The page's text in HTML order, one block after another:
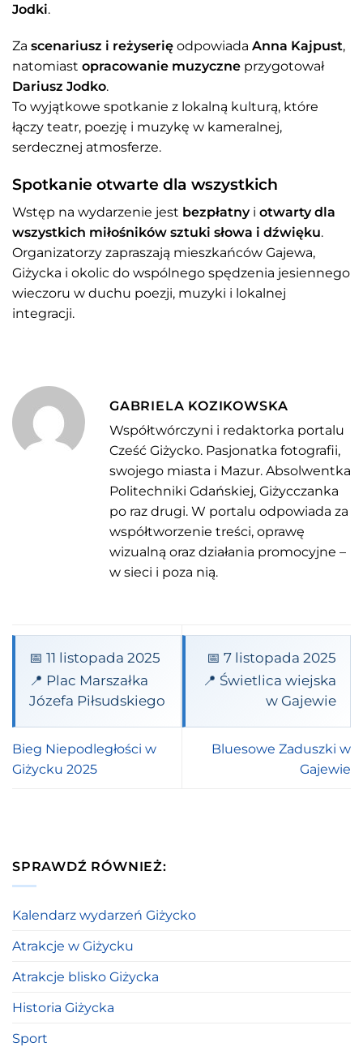
Jodki.
Za scenariusz i reżyserię odpowiada Anna Kajpust,
natomiast opracowanie muzyczne przygotował
Dariusz Jodko.
To wyjątkowe spotkanie z lokalną kulturą, które
łączy teatr, poezję i muzykę w kameralnej,
serdecznej atmosferze.
Spotkanie otwarte dla wszystkich
Wstęp na wydarzenie jest bezpłatnyi otwarty dla
wszystkich miłośników sztuki słowa i dźwięku.
Organizatorzy zapraszają mieszkańców Gajewa,
Giżycka i okolic do wspólnego spędzenia jesiennego
wieczoru w duchu poezji, muzyki i lokalnej
integracji.
GABRIELA KOZIKOWSKA
Współtwórczyni i redaktorka portalu
Cześć Giżycko. Pasjonatka fotografii,
swojego miasta i Mazur. Absolwentka
Politechniki Gdańskiej, Giżycczanka
po raz drugi. W portalu odpowiada za
współtworzenie treści, oprawę
wizualną oraz działania promocyjne –
w sieci i poza nią.
📅 11 listopada 2025
📍 Plac Marszałka
Józefa Piłsudskiego
Bieg Niepodległości w
Giżycku 2025
📅 7 listopada 2025
📍 Świetlica wiejska
w Gajewie
Bluesowe Zaduszki w
Gajewie
SPRAWDŹ RÓWNIEŻ:
Kalendarz wydarzeń Giżycko
Atrakcje w Giżycku
Atrakcje blisko Giżycka
Historia Giżycka
Sport